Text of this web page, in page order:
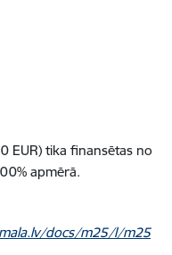
EUR) tika finansētas no
apmērā.
docs/m25/l/m25